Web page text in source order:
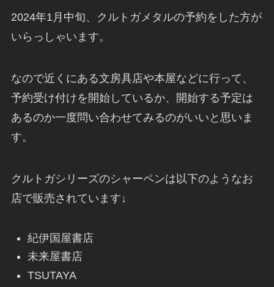
2024年1月中旬、クルトガメタルの予約をした方が
いらっしゃいます。
なので近くにある文房具店や本屋などに行って、
予約受け付けを開始しているか、開始する予定は
あるのか一度問い合わせてみるのがいいと思いま
す。
クルトガシリーズのシャーペンは以下のようなお
店で販売されています↓
紀伊国屋書店
未来屋書店
TSUTAYA